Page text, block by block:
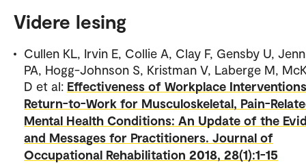
Videre lesing
Cullen KL, Irvin E, Collie A, Clay F, Gensby U,
PA, Hogg-Johnson S, Kristman V, Laberge M,
D et al: Effectiveness of Workplace
Return-to-Work for Musculoskeletal, Pain-
Mental Health Conditions: An Update of the
and Messages for Practitioners. Journal of
Occupational Rehabilitation 2018, 28(1):1-15